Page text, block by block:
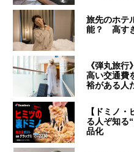
旅先のホテ
能？ 高す
《弾丸旅
高い交通費
裕がある人
【ドミノ
る人ぞ知る
品化